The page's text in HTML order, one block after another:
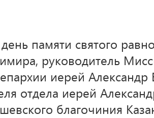
памяти святого
руководитель
иерей
отдела иерей
благочиния